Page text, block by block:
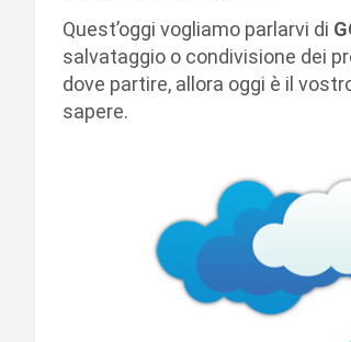
Quest’oggi vogliamo parlarvi di
salvataggio o condivisione dei
dove partire, allora oggi è il
sapere.